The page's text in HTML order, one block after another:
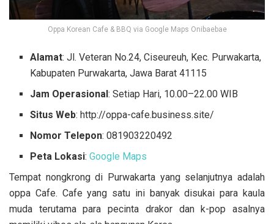
Oppa Korean Cafe & BBQ via Google Maps Onibaebae
Alamat: Jl. Veteran No.24, Ciseureuh, Kec. Purwakarta,
Kabupaten Purwakarta, Jawa Barat 41115
Jam Operasional: Setiap Hari, 10.00–22.00 WIB
Situs Web: http://oppa-cafe.business.site/
Nomor Telepon: 081903220492
Peta Lokasi:Google Maps
Tempat nongkrong di Purwakarta yang selanjutnya adalah
oppa Cafe. Cafe yang satu ini banyak disukai para kaula
muda terutama para pecinta drakor dan k-pop asalnya